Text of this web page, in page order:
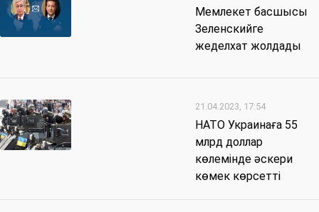
Мемлекет басшысы
Зеленскийге
жеделхат жолдады
21.04.2023, 17:54
НАТО Украинаға 55
млрд доллар
көлемінде әскери
көмек көрсетті